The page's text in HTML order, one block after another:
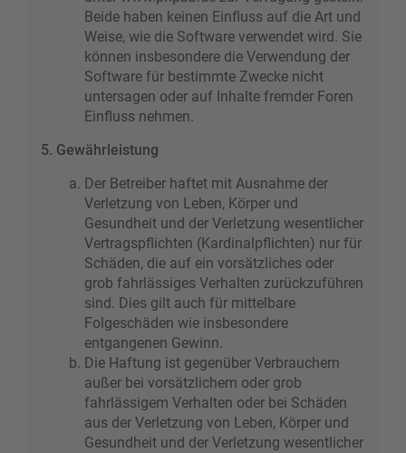
Beide haben keinen Einfluss auf die Art und
Weise, wie die Software verwendet wird. Sie
können insbesondere die Verwendung der
Software für bestimmte Zwecke nicht
untersagen oder auf Inhalte fremder Foren
Einfluss nehmen.
5. Gewährleistung
Der Betreiber haftet mit Ausnahme der
Verletzung von Leben, Körper und
Gesundheit und der Verletzung wesentlicher
Vertragspflichten (Kardinalpflichten) nur für
Schäden, die auf ein vorsätzliches oder
grob fahrlässiges Verhalten zurückzuführen
sind. Dies gilt auch für mittelbare
Folgeschäden wie insbesondere
entgangenen Gewinn.
Die Haftung ist gegenüber Verbrauchern
außer bei vorsätzlichem oder grob
fahrlässigem Verhalten oder bei Schäden
aus der Verletzung von Leben, Körper und
Gesundheit und der Verletzung wesentlicher